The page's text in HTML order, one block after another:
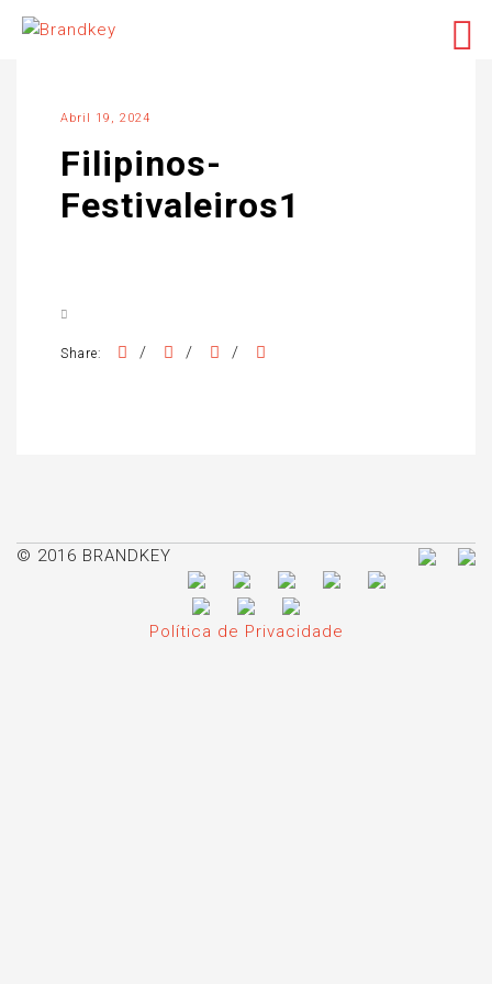
Abril 19, 2024
Filipinos-
Festivaleiros1
Share: / / /
© 2016 BRANDKEY
Política de Privacidade